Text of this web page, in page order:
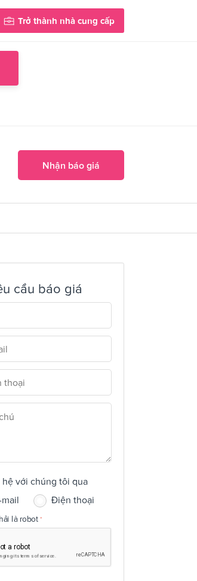
Trở thành nhà cung cấp
Nhận báo giá
cầu báo giá
hệ với chúng tôi qua
mail
Điện thoại
là robot